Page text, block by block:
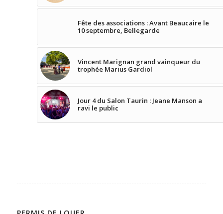
Fête des associations : Avant Beaucaire le
10 septembre, Bellegarde
Vincent Marignan grand vainqueur du
trophée Marius Gardiol
Jour 4 du Salon Taurin : Jeane Manson a
ravi le public